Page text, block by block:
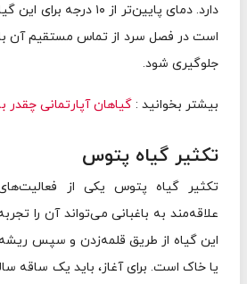
دارد. دمای پایین‌تر از ۱۰
است در فصل سرد از تماس مستقیم آن با
جلوگیری شود.
بیشتر بخوانید : گیاهان آپارتمانی چقدر
تکثیر گیاه پتوس
تکثیر گیاه پتوس یکی از
علاقه‌مند به باغبانی می‌تواند آن را
این گیاه از طریق قلمه‌زدن و سپس
یا خاک است. برای آغاز، باید یک ساقه